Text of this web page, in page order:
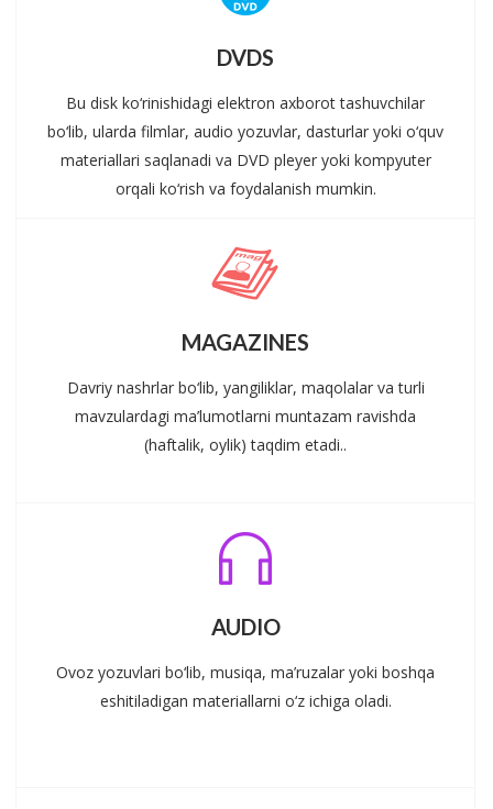
DVDS
Bu disk ko‘rinishidagi elektron axborot tashuvchilar
bo‘lib, ularda filmlar, audio yozuvlar, dasturlar yoki o‘quv
materiallari saqlanadi va DVD pleyer yoki kompyuter
orqali ko‘rish va foydalanish mumkin.
MAGAZINES
Davriy nashrlar bo‘lib, yangiliklar, maqolalar va turli
mavzulardagi ma’lumotlarni muntazam ravishda
(haftalik, oylik) taqdim etadi..
AUDIO
Ovoz yozuvlari bo‘lib, musiqa, ma’ruzalar yoki boshqa
eshitiladigan materiallarni o‘z ichiga oladi.